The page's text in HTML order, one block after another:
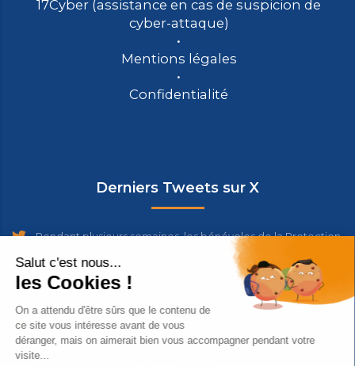
17Cyber (assistance en cas de suspicion de
cyber-attaque)
Mentions légales
Confidentialité
Derniers Tweets sur X
Pendant plusieurs semaines, les bénévoles de la Protection
Civile de Vendée se sont relayés pour assurer le Disposi…
https://t.co/wh8YMlH8k5
2 days ago
[Feux de forêts] Les bénévoles de la Protection Civile
ouvrent des Centres d'Hébergement d'Urgence à
Bordeaux et…